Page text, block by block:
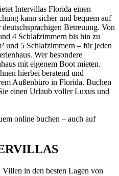
Intervillas Florida einen
kann sicher und bequem auf
Betreuung. Von
4 Schlafzimmern bis hin zu
und 5 Schlafzimmern – für jeden
Wer besondere
mit eigenem Boot mieten.
hierbei beratend und
Außenbüro in Florida. Buchen
einen Urlaub voller Luxus und
in den besten Lagen von